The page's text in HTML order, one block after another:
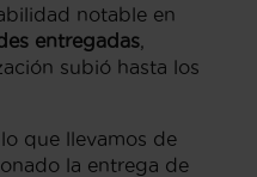
notable en
entregadas
subió hasta los
que llevamos de
la entrega de